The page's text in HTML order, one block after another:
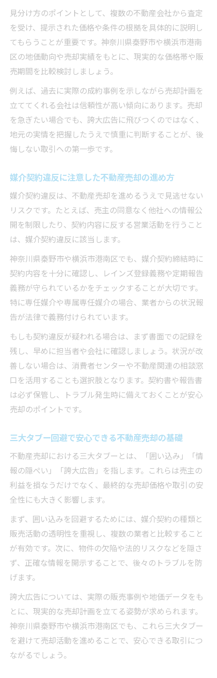
見分け方のポイントとして、複数の不動産会社から査定
を受け、提示された価格や条件の根拠を具体的に説明し
てもらうことが重要です。神奈川県秦野市や横浜市港南
区の地価動向や売却実績をもとに、現実的な価格帯や販
売期間を比較検討しましょう。
例えば、過去に実際の成約事例を示しながら売却計画を
立ててくれる会社は信頼性が高い傾向にあります。売却
を急ぎたい場合でも、誇大広告に飛びつくのではなく、
地元の実情を把握したうえで慎重に判断することが、後
悔しない取引への第一歩です。
媒介契約違反に注意した不動産売却の進め方
媒介契約違反は、不動産売却を進めるうえで見逃せない
リスクです。たとえば、売主の同意なく他社への情報公
開を制限したり、契約内容に反する営業活動を行うこと
は、媒介契約違反に該当します。
神奈川県秦野市や横浜市港南区でも、媒介契約締結時に
契約内容を十分に確認し、レインズ登録義務や定期報告
義務が守られているかをチェックすることが大切です。
特に専任媒介や専属専任媒介の場合、業者からの状況報
告が法律で義務付けられています。
もしも契約違反が疑われる場合は、まず書面での記録を
残し、早めに担当者や会社に確認しましょう。状況が改
善しない場合は、消費者センターや不動産関連の相談窓
口を活用することも選択肢となります。契約書や報告書
は必ず保管し、トラブル発生時に備えておくことが安心
売却のポイントです。
三大タブー回避で安心できる不動産売却の基礎
不動産売却における三大タブーとは、「囲い込み」「情
報の隠ぺい」「誇大広告」を指します。これらは売主の
利益を損なうだけでなく、最終的な売却価格や取引の安
全性にも大きく影響します。
まず、囲い込みを回避するためには、媒介契約の種類と
販売活動の透明性を重視し、複数の業者と比較すること
が有効です。次に、物件の欠陥や法的リスクなどを隠さ
ず、正確な情報を開示することで、後々のトラブルを防
げます。
誇大広告については、実際の販売事例や地価データをも
とに、現実的な売却計画を立てる姿勢が求められます。
神奈川県秦野市や横浜市港南区でも、これら三大タブー
を避けて売却活動を進めることで、安心できる取引につ
ながるでしょう。